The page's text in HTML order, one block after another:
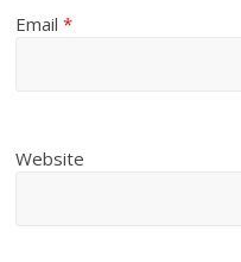
Email*
Website